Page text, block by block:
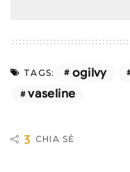
TAGS: ogilvy
vaseline
3 CHIA SẺ